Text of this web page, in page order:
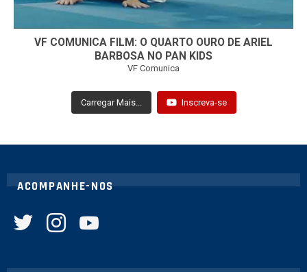
VF COMUNICA FILM: O QUARTO OURO DE ARIEL
BARBOSA NO PAN KIDS
VF Comunica
Carregar Mais... Inscreva-se
ACOMPANHE-NOS